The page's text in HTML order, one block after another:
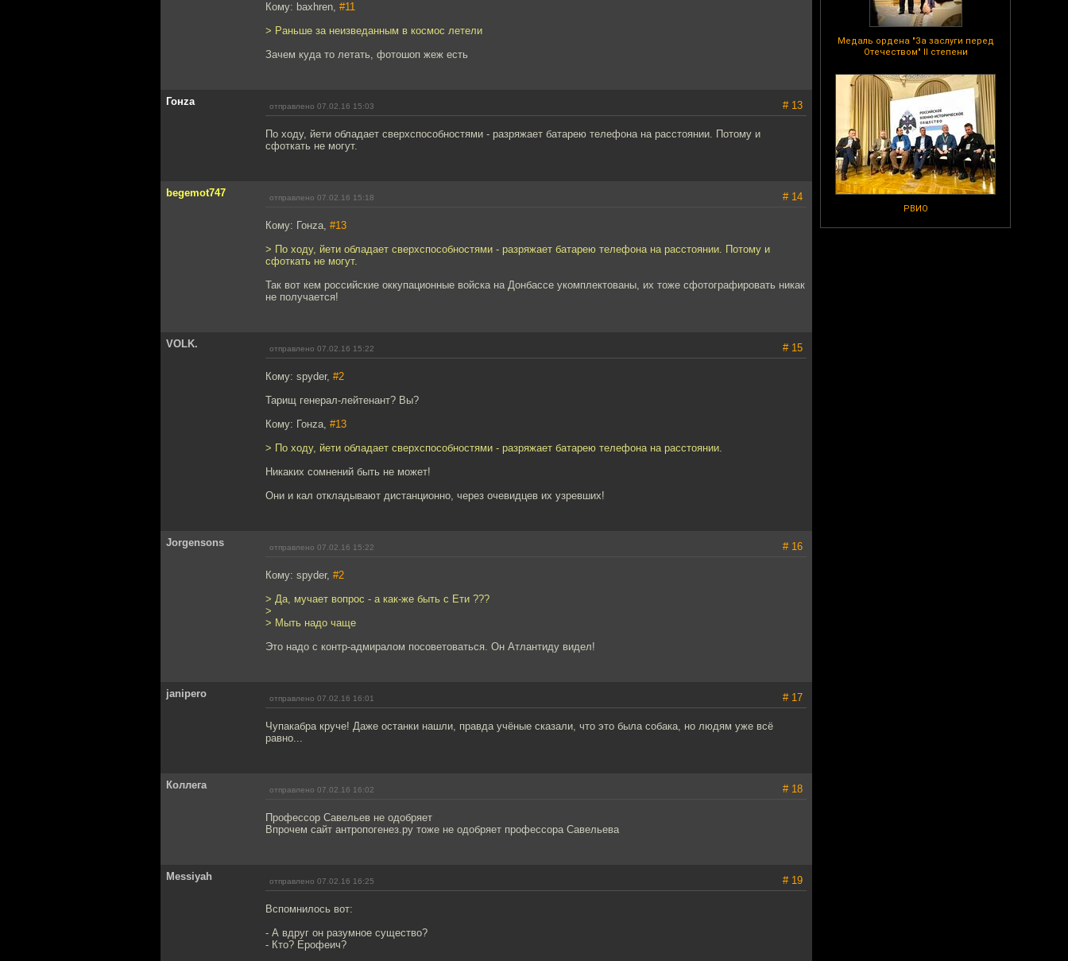
Медаль ордена "За заслуги перед
Отечеством" II степени
РВИО
Кому: baxhren, #11
> Раньше за неизведанным в космос летели
Зачем куда то летать, фотошоп жеж есть
Гонzа отправлено 07.02.16 15:03 # 13
По ходу, йети обладает сверхспособностями - разряжает батарею телефона на расстоянии. Потому и
сфоткать не могут.
begemot747 отправлено 07.02.16 15:18 # 14
Кому: Гонzа, #13
> По ходу, йети обладает сверхспособностями - разряжает батарею телефона на расстоянии. Потому и
сфоткать не могут.
Так вот кем российские оккупационные войска на Донбассе укомплектованы, их тоже сфотографировать никак
не получается!
VOLK. отправлено 07.02.16 15:22 # 15
Кому: spyder, #2
Тарищ генерал-лейтенант? Вы?
Кому: Гонzа, #13
> По ходу, йети обладает сверхспособностями - разряжает батарею телефона на расстоянии.
Никаких сомнений быть не может!
Они и кал откладывают дистанционно, через очевидцев их узревших!
Jorgensons отправлено 07.02.16 15:22 # 16
Кому: spyder, #2
> Да, мучает вопрос - а как-же быть с Ети ???
>
> Мыть надо чаще
Это надо с контр-адмиралом посоветоваться. Он Атлантиду видел!
janipero отправлено 07.02.16 16:01 # 17
Чупакабра круче! Даже останки нашли, правда учёные сказали, что это была собака, но людям уже всё
равно...
Коллега отправлено 07.02.16 16:02 # 18
Профессор Савельев не одобряет
Впрочем сайт антропогенез.ру тоже не одобряет профессора Савельева
Messiyah отправлено 07.02.16 16:25 # 19
Вспомнилось вот:
- А вдруг он разумное существо?
- Кто? Ерофеич?